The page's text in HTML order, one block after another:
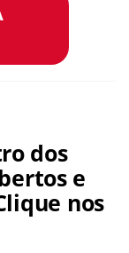
dos
e
nos